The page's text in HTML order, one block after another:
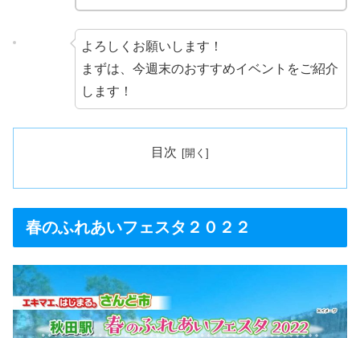
よろしくお願いします！
まずは、今週末のおすすめイベントをご紹介
します！
目次
春のふれあいフェスタ２０２２